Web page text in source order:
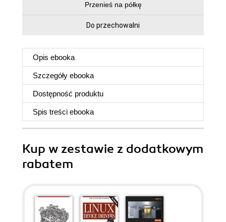
Przenieś na półkę
Do przechowalni
Opis ebooka
Szczegóły ebooka
Dostępność produktu
Spis treści ebooka
Kup w zestawie z dodatkowym
rabatem